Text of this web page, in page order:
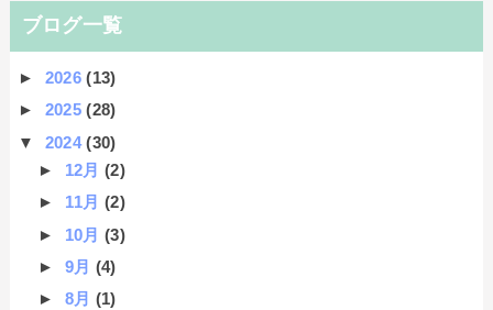
ブログ一覧
► 2026(13)
► 2025(28)
▼ 2024(30)
► 12月 (2)
► 11月 (2)
► 10月 (3)
► 9月 (4)
► 8月 (1)